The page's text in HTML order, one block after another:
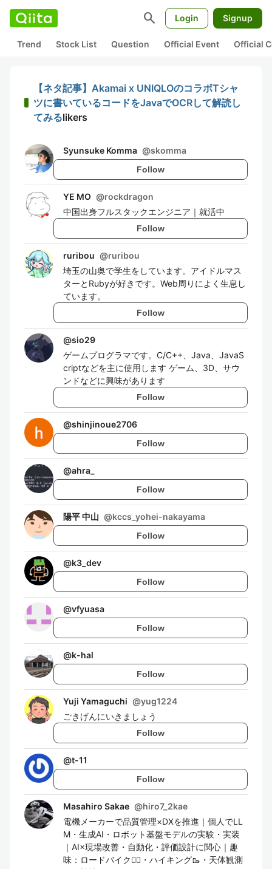
search Login Signup
Trend Stock List Question Official Event Official
【ネタ記事】Akamai x UNIQLOのコラボTシャ
ツに書いているコードをJavaでOCRして解読し
てみるlikers
Syunsuke Komma @skomma
Follow
YE MO @rockdragon
中国出身フルスタックエンジニア｜就活中
Follow
ruribou @ruribou
埼玉の山奥で学生をしています。アイドルマス
ターとRubyが好きです。Web周りによく生息し
ています。
Follow
@sio29
ゲームプログラマです。C/C++、Java、JavaS
criptなどを主に使用します ゲーム、3D、サウ
ンドなどに興味があります
Follow
@shinjinoue2706
Follow
@ahra_
Follow
陽平 中山 @kccs_yohei-nakayama
Follow
@k3_dev
Follow
@vfyuasa
Follow
@k-hal
Follow
Yuji Yamaguchi @yug1224
ごきげんにいきましょう
Follow
@t-11
Follow
Masahiro Sakae @hiro7_2kae
電機メーカーで品質管理×DXを推進｜個人でLL
M・生成AI・ロボット基盤モデルの実験・実装
｜AI×現場改善・自動化・評価設計に関心｜趣
味：ロードバイク🚴‍♂️・ハイキング🥾・天体観測